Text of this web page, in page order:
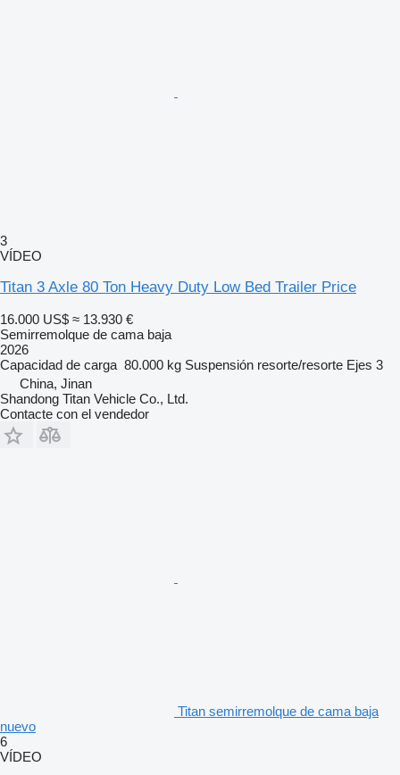
3
VÍDEO
Titan 3 Axle 80 Ton Heavy Duty Low Bed Trailer Price
16.000 US$ ≈ 13.930 €
Semirremolque de cama baja
2026
Capacidad de carga 80.000 kg Suspensión resorte/resorte Ejes 3
China, Jinan
Shandong Titan Vehicle Co., Ltd.
Contacte con el vendedor
Titan semirremolque de cama baja
nuevo
6
VÍDEO